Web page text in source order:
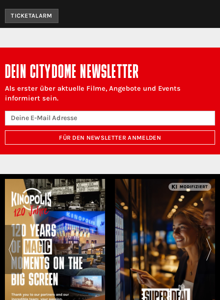
TICKETALARM
DEIN CITYDOME NEWSLETTER
Als erster über aktuelle Filme, Angebote und Events
informiert sein.
FÜR DEN NEWSLETTER ANMELDEN